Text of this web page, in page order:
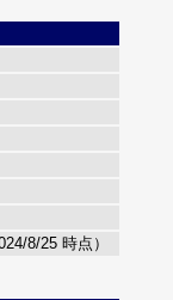
8/25 時点）